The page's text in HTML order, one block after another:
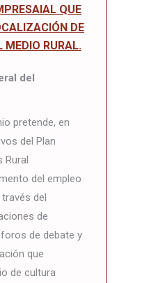
QUE
DE
MEDIO RURAL.
del
pretende, en
del Plan
Rural
del empleo
del
de
de debate y
que
de cultura